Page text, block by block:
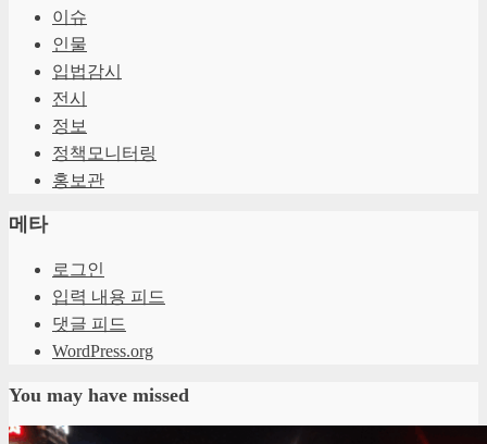
이슈
인물
입법감시
전시
정보
정책모니터링
홍보관
메타
로그인
입력 내용 피드
댓글 피드
WordPress.org
You may have missed